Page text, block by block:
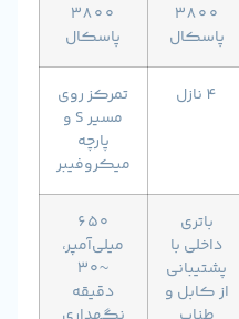
۳۸۰۰
پاسکال
تمرکز روی
۶۵۰
میلی‌آمپر،
~۳۰
دقیقه